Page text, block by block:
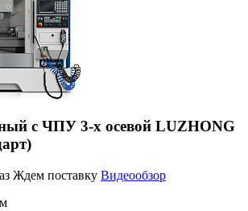
с ЧПУ 3-х осевой LUZHONG
Ждем поставку Видеообзор